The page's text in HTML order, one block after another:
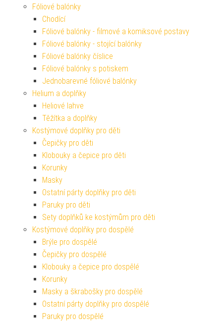
Fóliové balónky
Chodící
Fóliové balónky - filmové a komiksové postavy
Fóliové balónky - stojící balónky
Fóliové balónky číslice
Fóliové balónky s potiskem
Jednobarevné fóliové balónky
Helium a doplňky
Heliové lahve
Těžítka a doplňky
Kostýmové doplňky pro děti
Čepičky pro děti
Klobouky a čepice pro děti
Korunky
Masky
Ostatní párty doplňky pro děti
Paruky pro děti
Sety doplňků ke kostýmům pro děti
Kostýmové doplňky pro dospělé
Brýle pro dospělé
Čepičky pro dospělé
Klobouky a čepice pro dospělé
Korunky
Masky a škrabošky pro dospělé
Ostatní párty doplňky pro dospělé
Paruky pro dospělé